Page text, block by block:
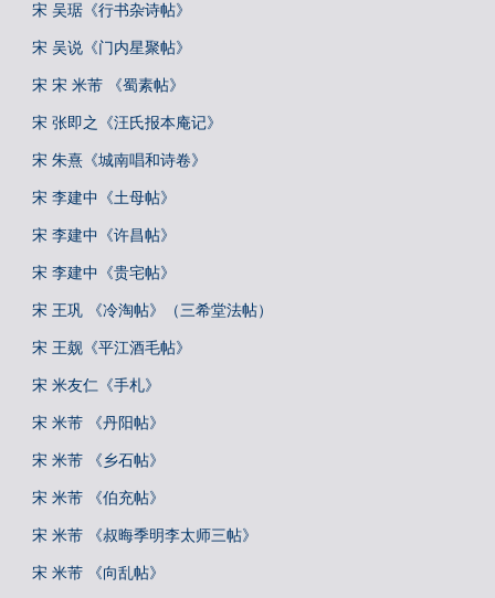
宋 吴琚《行书杂诗帖》
宋 吴说《门内星聚帖》
宋 宋 米芾 《蜀素帖》
宋 张即之《汪氏报本庵记》
宋 朱熹《城南唱和诗卷》
宋 李建中《土母帖》
宋 李建中《许昌帖》
宋 李建中《贵宅帖》
宋 王巩 《冷淘帖》（三希堂法帖）
宋 王觌《平江酒毛帖》
宋 米友仁《手札》
宋 米芾 《丹阳帖》
宋 米芾 《乡石帖》
宋 米芾 《伯充帖》
宋 米芾 《叔晦季明李太师三帖》
宋 米芾 《向乱帖》